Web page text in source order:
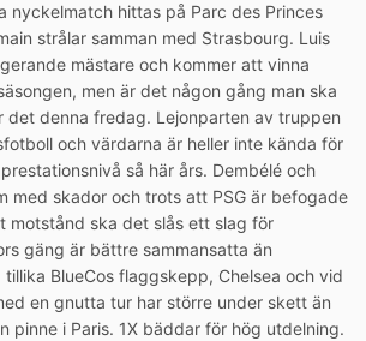
nyckelmatch hittas på Parc des Princes
strålar samman med Strasbourg. Luis
mästare och kommer att vinna
men är det någon gång man ska
det denna fredag. Lejonparten av truppen
och värdarna är heller inte kända för
så här års. Dembélé och
med skador och trots att PSG är befogade
motstånd ska det slås ett slag för
gäng är bättre sammansatta än
BlueCos flaggskepp, Chelsea och vid
en gnutta tur har större under skett än
pinne i Paris. 1X bäddar för hög utdelning.